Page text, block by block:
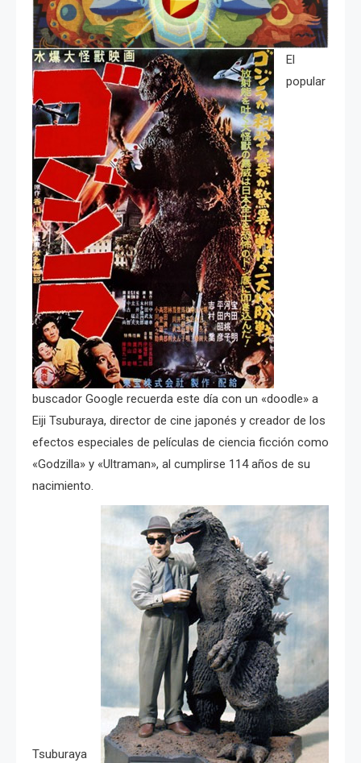
El
popular
buscador Google recuerda este día con un «doodle» a
Eiji Tsuburaya, director de cine japonés y creador de los
efectos especiales de películas de ciencia ficción como
«Godzilla» y «Ultraman», al cumplirse 114 años de su
nacimiento.
Tsuburaya